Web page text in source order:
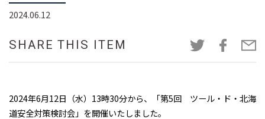
2024.06.12
SHARE THIS ITEM
2024年6月12日（水）13時30分から、「第5回 ツール・ド・北海
道安全対策検討会」を開催いたしました。